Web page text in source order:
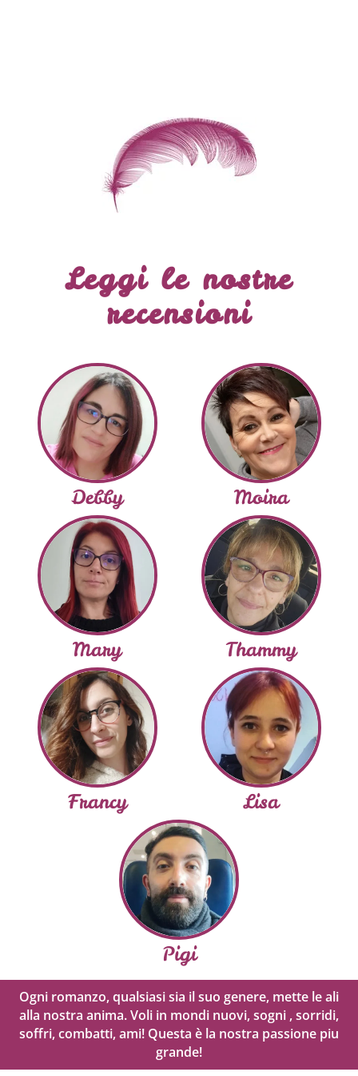
Leggi le nostre
recensioni
Debby Moira
Mary Thammy
Francy Lisa
Pigi
Ogni romanzo, qualsiasi sia il suo genere, mette le ali
alla nostra anima. Voli in mondi nuovi, sogni , sorridi,
soffri, combatti, ami! Questa è la nostra passione piu
grande!